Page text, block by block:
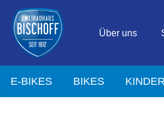
Über uns
E-BIKES BIKES